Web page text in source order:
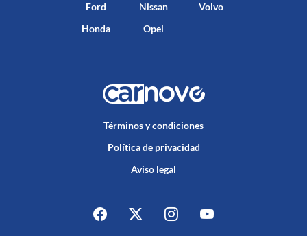
Ford
Honda
Nissan
Opel
Volvo
Términos y condiciones
Política de privacidad
Aviso legal